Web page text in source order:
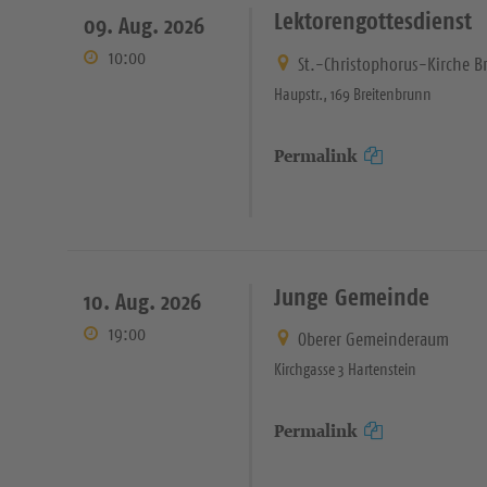
09. Aug. 2026
10:00
Lektorengottesdienst
St.-Christophorus-Kirche
Haupstr., 169 Breitenbrunn
Permalink
10. Aug. 2026
19:00
Junge Gemeinde
Oberer Gemeinderaum
Kirchgasse 3 Hartenstein
Permalink